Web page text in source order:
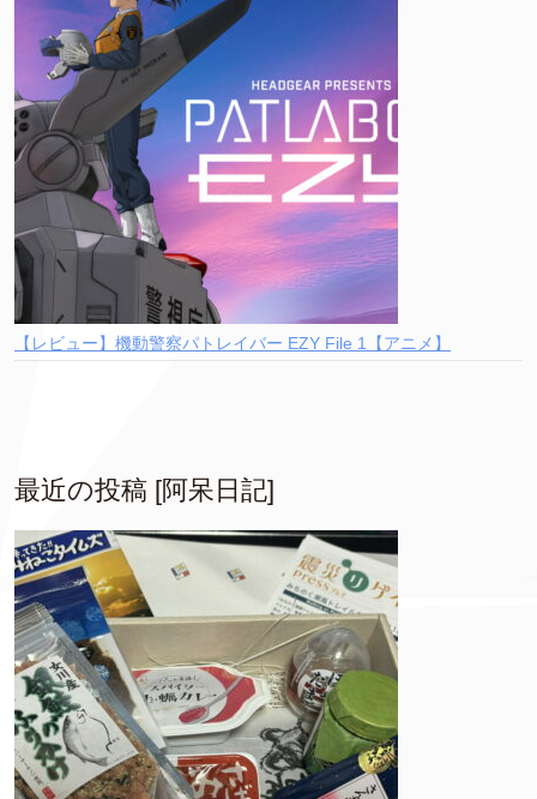
【レビュー】機動警察パトレイバー EZY File 1【アニメ】
最近の投稿 [阿呆日記]